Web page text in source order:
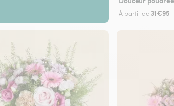
À partir de 31€95